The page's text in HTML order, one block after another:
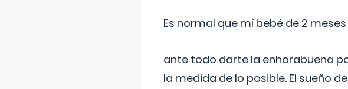
Es normal que mí bebé de 2
ante todo darte la enhorabuena
la medida de lo posible. El sueño